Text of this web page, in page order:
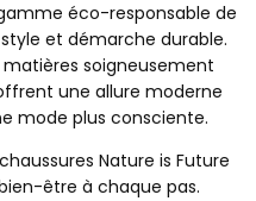
éco-responsable de
et démarche durable.
soigneusement
une allure moderne
mode plus consciente.
Nature is Future
être à chaque pas.